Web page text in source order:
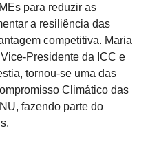
para reduzir as
a resiliência das
competitiva. Maria
Presidente da ICC e
tornou-se uma das
Climático das
fazendo parte do